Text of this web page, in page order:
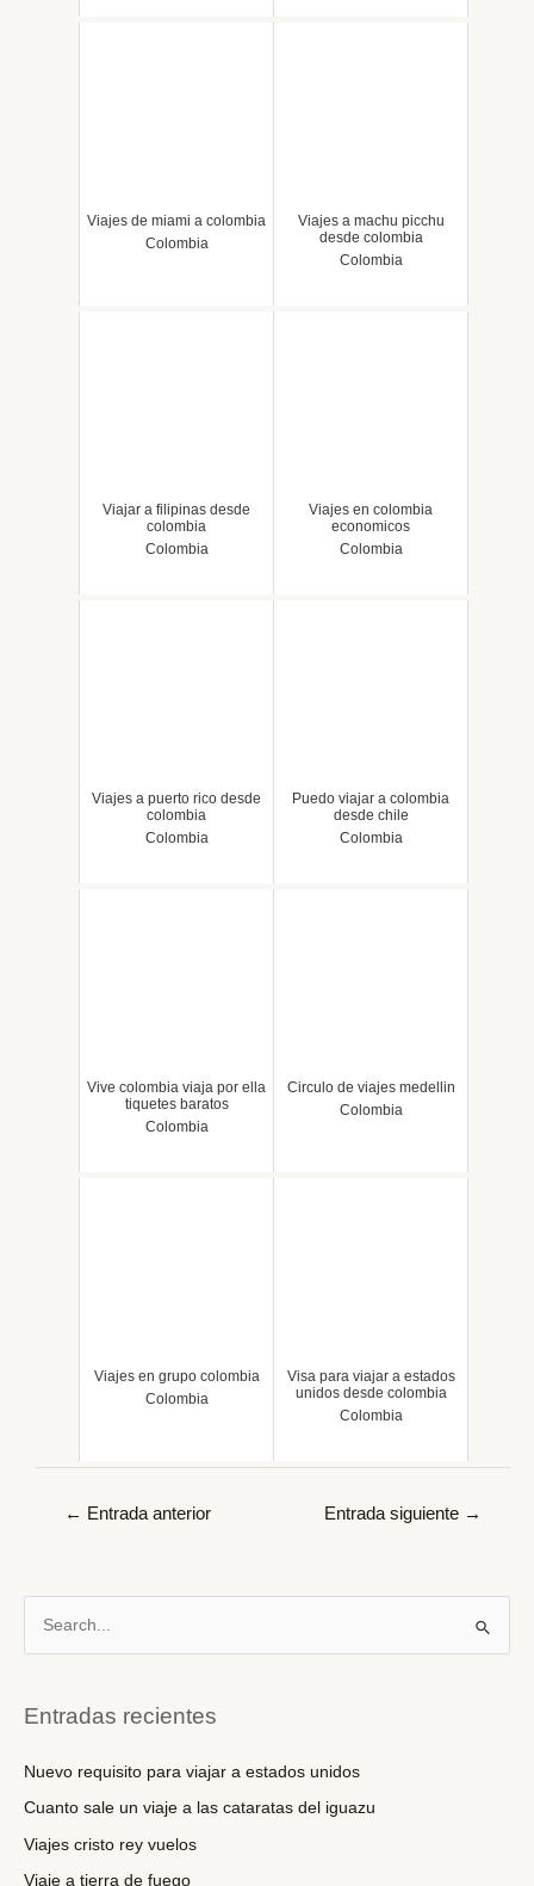
Viajes de miami a colombia
Colombia
Viajes a machu picchu
desde colombia
Colombia
Viajar a filipinas desde
colombia
Colombia
Viajes en colombia
economicos
Colombia
Viajes a puerto rico desde
colombia
Colombia
Puedo viajar a colombia
desde chile
Colombia
Vive colombia viaja por ella
tiquetes baratos
Colombia
Circulo de viajes medellin
Colombia
Viajes en grupo colombia
Colombia
Visa para viajar a estados
unidos desde colombia
Colombia
Navegación
← Entrada anterior Entrada siguiente →
c
r
p
o
Entradas recientes
Nuevo requisito para viajar a estados unidos
Cuanto sale un viaje a las cataratas del iguazu
Viajes cristo rey vuelos
Viaje a tierra de fuego